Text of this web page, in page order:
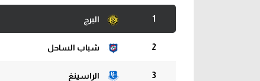
1 البرج
2 شباب الساحل
3 الراسينغ